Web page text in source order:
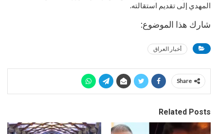
المهدي إلى تقديم استقالته.
شارك هذا الموضوع:
أخبار العراق
Share
Related Posts